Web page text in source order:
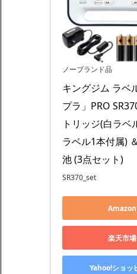
ノーブランド品
キングジム ラベ
プラ」PRO
トリッジ(白ラベ
ラベル1本付属)
池 (3点セット)
SR370_set
Amazon
楽天市
Yahoo!ショッ